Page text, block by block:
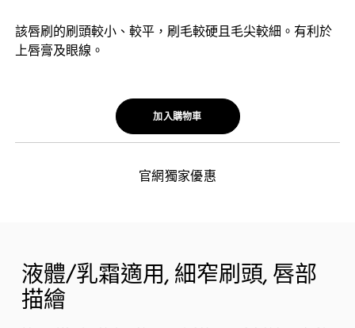
該唇刷的刷頭較小、較平，刷毛較硬且毛尖較細。有利於
上唇膏及眼線。
加入購物車
官網獨家優惠
液體/乳霜適用, 細窄刷頭, 唇部
描繪